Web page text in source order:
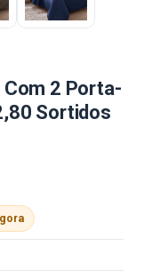
Com 2 Porta-
Sortidos